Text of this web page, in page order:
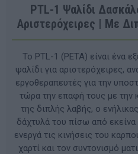
PTL-1 Ψαλίδι
Αριστερόχειρες | Με
Το PTL-1 (PETA) είναι ένα
ψαλίδι για αριστερόχειρες,
εργοθεραπευτές για την
τώρα την επαφή τους με την
της διπλής λαβής, ο
δάχτυλά του πίσω από
ενεργά τις κινήσεις του
χαρτί και τον συντονισμό